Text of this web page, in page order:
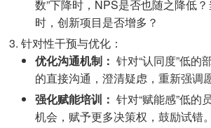
数”下降时，NPS是否也随之降低？
时，创新项目是否增多？
针对性干预与优化：
优化沟通机制： 针对“认同度”低的
的直接沟通，澄清疑虑，重新强调愿
强化赋能培训： 针对“赋能感”低的
机会，赋予更多决策权，鼓励试错。